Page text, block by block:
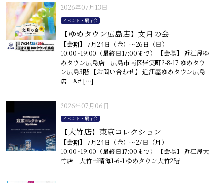
2026年07月13日
イベント・展示会
【ゆめタウン広島店】文月の会
【会期】 7月24日（金）〜26日（日）
10:00~19:00（最終日17:00まで） 【会場】 近江屋ゆ
めタウン広島店 広島市南区皆実町2-8-17 ゆめタウ
ン広島3階 【お問い合わせ】 近江屋ゆめタウン広島
店 &# […]
2026年07月06日
イベント・展示会
【大竹店】東京コレクション
【会期】 7月24日（金）〜27日（月）
10:00~19:00（最終日17:00まで） 【会場】 近江屋大
竹店 大竹市晴海1-6-1 ゆめタウン大竹2階